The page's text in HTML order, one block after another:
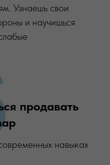
Узнаешь свои
и научишься
продавать
навыках